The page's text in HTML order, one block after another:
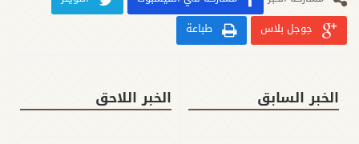
جوجل بلاس
طباعة
الخبر السابق الخبر اللاحق